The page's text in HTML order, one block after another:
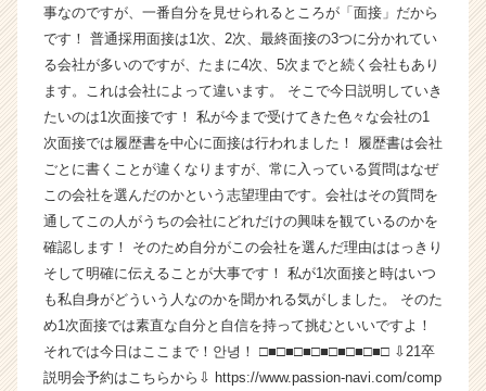
就
活
サ
イ
チ
ア
キ
ャ
リ
ア
e
e
r
C
事なのですが、一番自分を見せられるところが「面接」だから
です！ 普通採用面接は1次、2次、最終面接の3つに分かれてい
る会社が多いのですが、たまに4次、5次までと続く会社もあり
ます。これは会社によって違います。 そこで今日説明していき
たいのは1次面接です！ 私が今まで受けてきた色々な会社の1
次面接では履歴書を中心に面接は行われました！ 履歴書は会社
ごとに書くことが違くなりますが、常に入っている質問はなぜ
この会社を選んだのかという志望理由です。会社はその質問を
通してこの人がうちの会社にどれだけの興味を観ているのかを
確認します！ そのため自分がこの会社を選んだ理由ははっきり
そして明確に伝えることが大事です！ 私が1次面接と時はいつ
も私自身がどういう人なのかを聞かれる気がしました。 そのた
め1次面接では素直な自分と自信を持って挑むといいですよ！
それでは今日はここまで！안녕！ □■□■□■□■□■□■□■□ ⇩21卒
説明会予約はこちらから⇩ https://www.passion-navi.com/comp